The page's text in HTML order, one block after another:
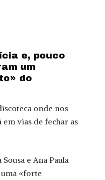
e, pouco
um
do
onde nos
vias de fechar as
Sousa e Ana Paula
uma «forte